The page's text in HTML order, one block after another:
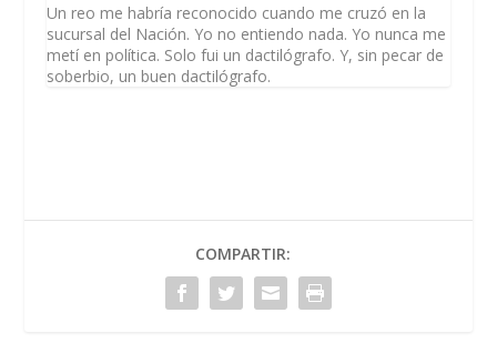
Un reo me habría reconocido cuando me cruzó en la
sucursal del Nación. Yo no entiendo nada. Yo nunca me
metí en política. Solo fui un dactilógrafo. Y, sin pecar de
soberbio, un buen dactilógrafo.
COMPARTIR: